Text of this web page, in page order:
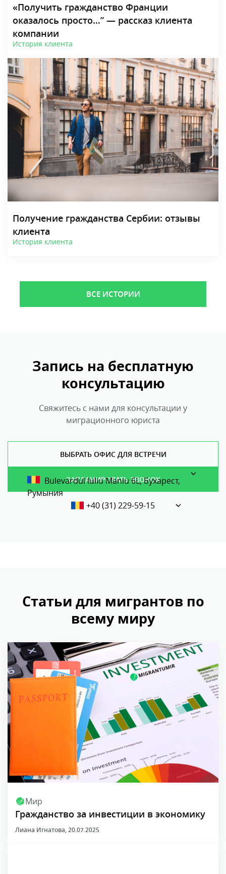
«Получить гражданство Франции
оказалось просто…” — рассказ клиента
компании
История клиента
Получение гражданства Сербии: отзывы
клиента
История клиента
ВСЕ ИСТОРИИ
Запись на бесплатную
консультацию
Свяжитесь с нами для консультации у
миграционного юриста
ВЫБРАТЬ ОФИС ДЛЯ ВСТРЕЧИ
Bulevardul Iuliu Maniu 6L, Бухарест,
Румыния
ЗАПЛАНИРОВАТЬ ЗВОНОК
+40 (31) 229-59-15
Статьи для мигрантов по
всему миру
Мир
Гражданство за инвестиции в экономику
Лиана Игнатова, 20.07.2025